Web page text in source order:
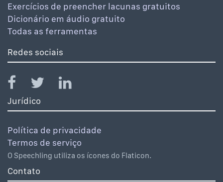
Exercícios de preencher lacunas gratuitos
Dicionário em áudio gratuito
Todas as ferramentas
Redes sociais
Jurídico
Política de privacidade
Termos de serviço
O Speechling utiliza os ícones do Flaticon.
Contato